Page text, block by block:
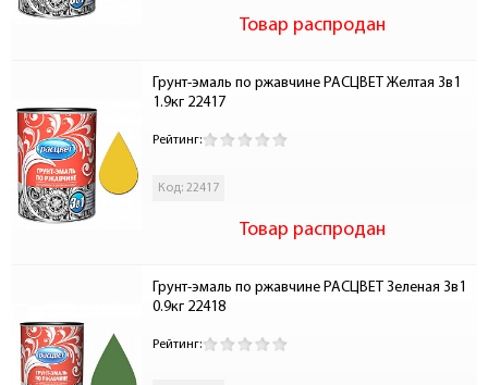
Товар распродан
Грунт-эмаль по ржавчине РАСЦВЕТ Желтая 3в1
1.9кг 22417
Рейтинг:
Код: 22417
Товар распродан
Грунт-эмаль по ржавчине РАСЦВЕТ Зеленая 3в1
0.9кг 22418
Рейтинг: